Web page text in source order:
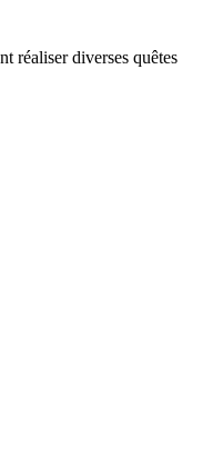
réaliser diverses quêtes